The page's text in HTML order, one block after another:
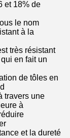
et 18% de
le nom
à la
très résistant
en fait un
de tôles en
travers une
à
et la dureté